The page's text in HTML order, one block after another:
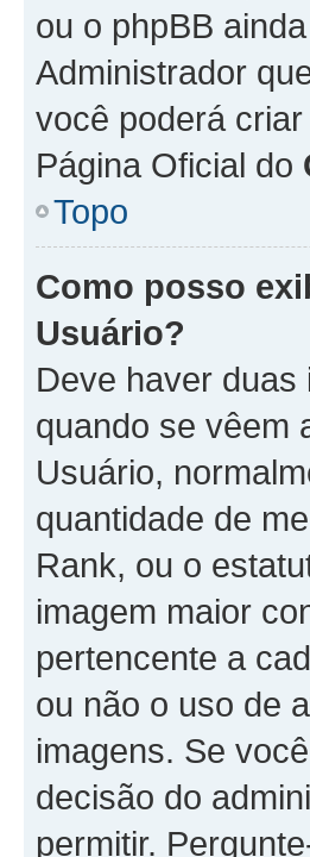
ou o phpBB
Administrador
você poderá
Página Oficial do
Topo
Como posso
Usuário?
Deve haver
quando se vêem
Usuário,
quantidade de
Rank, ou o
imagem maior
pertencente a
ou não o uso de
imagens. Se
decisão do
permitir.